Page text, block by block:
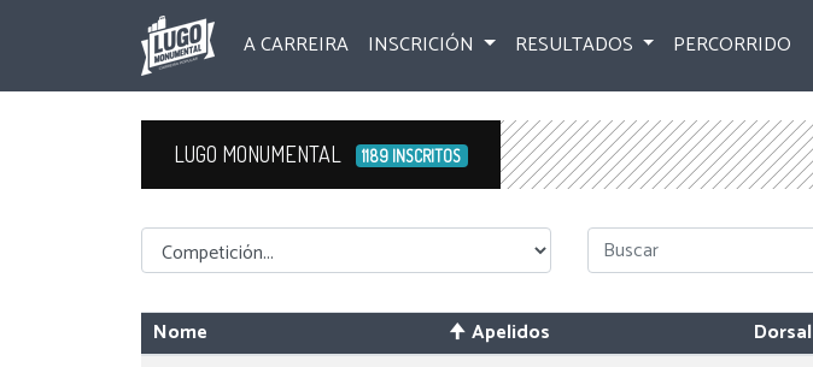
A CARREIRA INSCRICIÓN RESULTADOS PERCORRIDO
LUGO MONUMENTAL 1189 INSCRITOS
Competicion
Nome Apelidos Dorsal